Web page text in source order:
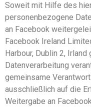
Soweit mit Hilfe des
personenbezogene
an Facebook
Facebook Ireland
Harbour, Dublin 2,
Datenverarbeitung
gemeinsame
ausschließlich auf die
Weitergabe an